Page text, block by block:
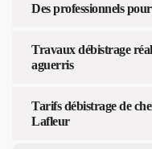
Des professionnels
Travaux débistrage
aguerris
Tarifs débistrage de
Lafleur